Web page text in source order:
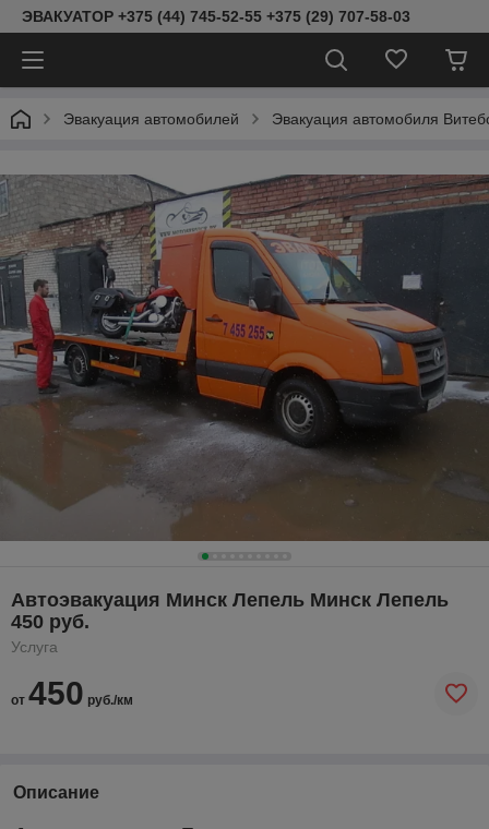
ЭВАКУАТОР +375 (44) 745-52-55 +375 (29) 707-58-03
Эвакуация автомобилей Эвакуация автомобиля
Автоэвакуация Минск Лепель Минск Лепель
450 руб.
Услуга
от 450 руб./км
Описание